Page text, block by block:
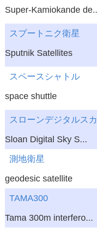
Super-Kamiokande
スプートニク衛星
Sputnik Satellites
スペースシャトル
space shuttle
スローンデジタルス
Sloan Digital Sky S...
測地衛星
geodesic satellite
TAMA300
Tama 300m interfero...